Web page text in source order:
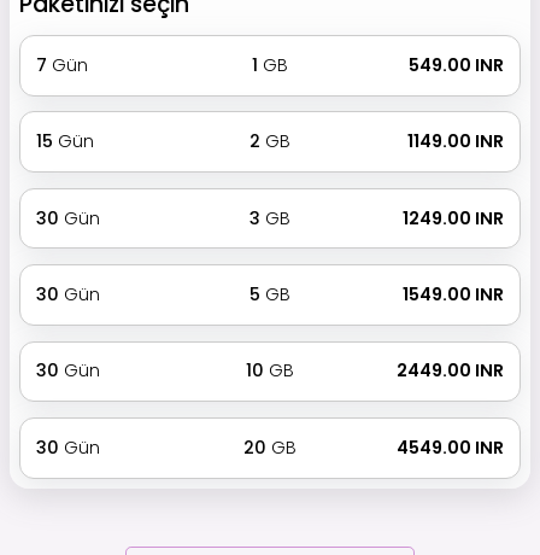
7 Gün 1 GB ₹ 549.00 INR
15 Gün 2 GB ₹ 1149.00 INR
30 Gün 3 GB ₹ 1249.00 INR
30 Gün 5 GB ₹ 1549.00 INR
30 Gün 10 GB ₹ 2449.00 INR
30 Gün 20 GB ₹ 4549.00 INR